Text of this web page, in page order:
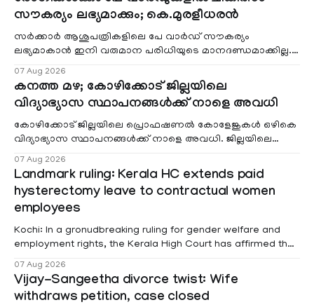
സൗകര്യം ലഭ്യമാക്കും; കെ.മുരളീധരൻ
സർക്കാർ ആശുപത്രികളിലെ പേ വാർഡ് സൗകര്യം
ലഭ്യമാകാൻ ഇനി വരുമാന പരിധിയുടെ മാനദണ്ഡമാക്കില്ല.
07 Aug 2026
കനത്ത മഴ; കോഴിക്കോട് ജില്ലയിലെ
വിദ്യാഭ്യാസ സ്ഥാപനങ്ങൾക്ക് നാളെ അവധി
കോഴിക്കോട് ജില്ലയിലെ പ്രൊഫഷണൽ കോളേജുകൾ ഒഴികെ
വിദ്യാഭ്യാസ സ്ഥാപനങ്ങൾക്ക് നാളെ അവധി. ജില്ലയിലെ
07 Aug 2026
Landmark ruling: Kerala HC extends paid
hysterectomy leave to contractual women
employees
Kochi: In a gronudbreaking ruling for gender welfare and
employment rights, the Kerala High Court has affirmed that
projects are eligible for paid medical leave following
hysterectomy surgery under the Kerala Service Rules
(KSR). The court noted that since essential benefits like
07 Aug 2026
Vijay-Sangeetha divorce twist: Wife
withdraws petition, case closed